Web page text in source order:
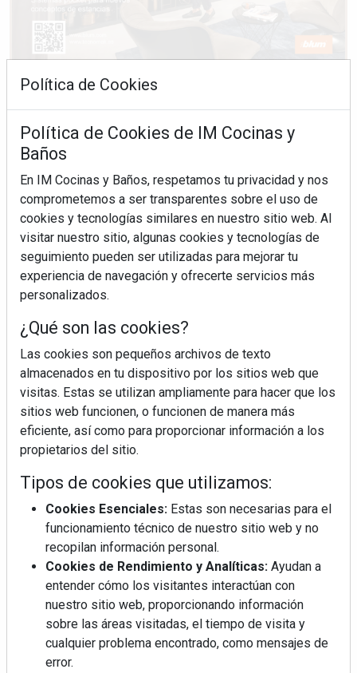
La industrialización, descarbonización y el Plan
BIM España, a debate en REBUILD
MÁS LEÍDOS
La cocina resiste, el mercado duda
MHK Ibérica potencia el crecimiento
de sus asociados con la
marca musterhaus küchen
MHK Group crece un 5,1 % en 2025
Política de Cookies
Política de Cookies de IM Cocinas y
Baños
En IM Cocinas y Baños, respetamos tu privacidad y nos
comprometemos a ser transparentes sobre el uso de
cookies y tecnologías similares en nuestro sitio web. Al
visitar nuestro sitio, algunas cookies y tecnologías de
seguimiento pueden ser utilizadas para mejorar tu
experiencia de navegación y ofrecerte servicios más
personalizados.
¿Qué son las cookies?
Las cookies son pequeños archivos de texto
almacenados en tu dispositivo por los sitios web que
visitas. Estas se utilizan ampliamente para hacer que los
sitios web funcionen, o funcionen de manera más
eficiente, así como para proporcionar información a los
propietarios del sitio.
Tipos de cookies que utilizamos:
Cookies Esenciales: Estas son necesarias para el
funcionamiento técnico de nuestro sitio web y no
recopilan información personal.
Cookies de Rendimiento y Analíticas: Ayudan a
entender cómo los visitantes interactúan con
nuestro sitio web, proporcionando información
sobre las áreas visitadas, el tiempo de visita y
cualquier problema encontrado, como mensajes de
error.